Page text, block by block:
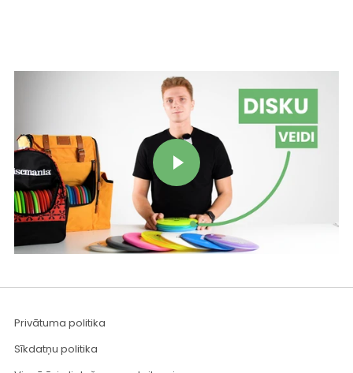
Atskaņot video
Privātuma politika
Sīkdatņu politika